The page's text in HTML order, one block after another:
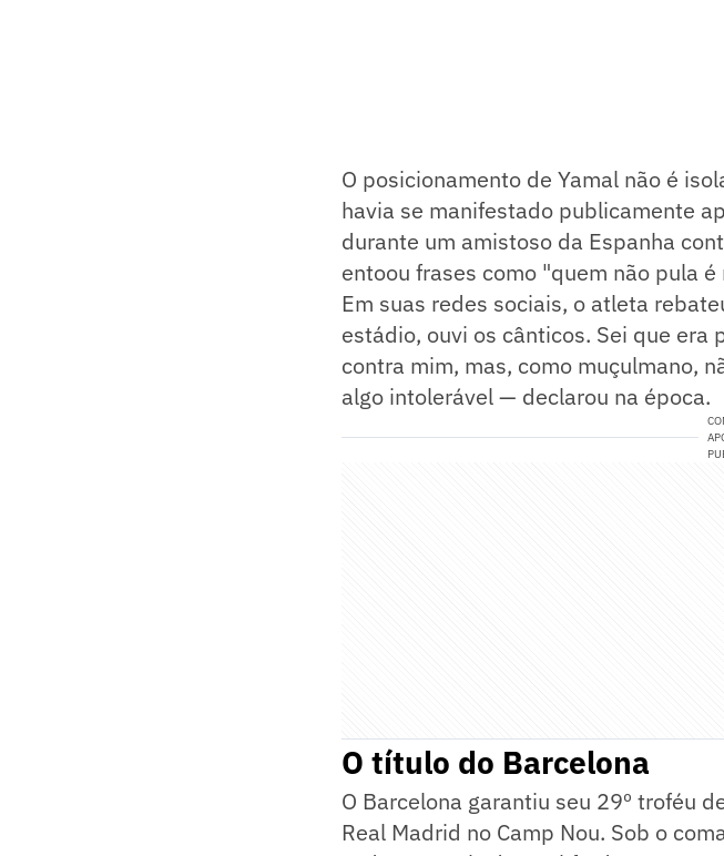
O posicionamento de Yamal não é
havia se manifestado publicamente
durante um amistoso da Espanha
entoou frases como "quem não pula é
Em suas redes sociais, o atleta
estádio, ouvi os cânticos. Sei que era
contra mim, mas, como muçulmano,
algo intolerável — declarou na época.
O título do Barcelona
O Barcelona garantiu seu 29º troféu
Real Madrid no Camp Nou. Sob o